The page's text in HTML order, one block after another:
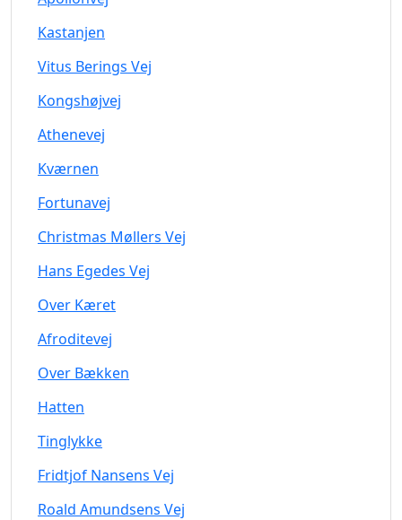
Kastanjen
Vitus Berings Vej
Kongshøjvej
Athenevej
Kværnen
Fortunavej
Christmas Møllers Vej
Hans Egedes Vej
Over Kæret
Afroditevej
Over Bækken
Hatten
Tinglykke
Fridtjof Nansens Vej
Roald Amundsens Vej